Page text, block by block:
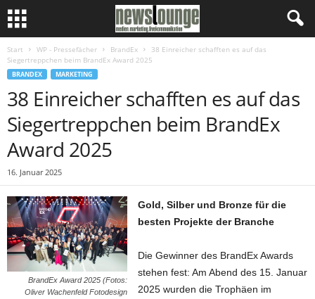
Start WP - Pressefächer BrandEx
38 Einreicher schafften es auf das
Siegertreppchen beim BrandEx Award 2025
BRANDEX MARKETING
38 Einreicher schafften es auf das
Siegertreppchen beim BrandEx
Award 2025
16. Januar 2025
BrandEx Award 2025 (Fotos:
Oliver Wachenfeld Fotodesign
Gold, Silber und Bronze für die
besten Projekte der Branche
Die Gewinner des BrandEx Awards
stehen fest: Am Abend des 15. Januar
2025 wurden die Trophäen im